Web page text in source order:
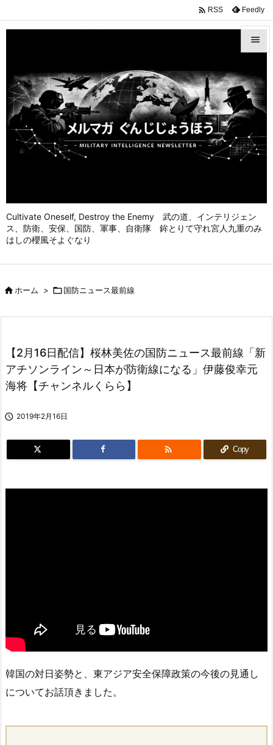
Cultivate Oneself, Destroy the Enemy 武の道、インテリジェン
ス、防衛、安保、国防、軍事、自衛隊 鉾とりて守れ宮人九重のみ
はしの櫻風そよぐなり

メニュ

前へ
次へ

 RSS Feedly
ホーム > 国防ニュース最前線
【2月16日配信】桜林美佐の国防ニュース最前線「新
アチソンライン～日本が防衛線になる」伊藤俊幸元
海将【チャンネルくらら】
 2019年2月16日
 Copy
韓国の対日姿勢と、東アジア安全保障政策の今後の見通し
についてお話頂きました。